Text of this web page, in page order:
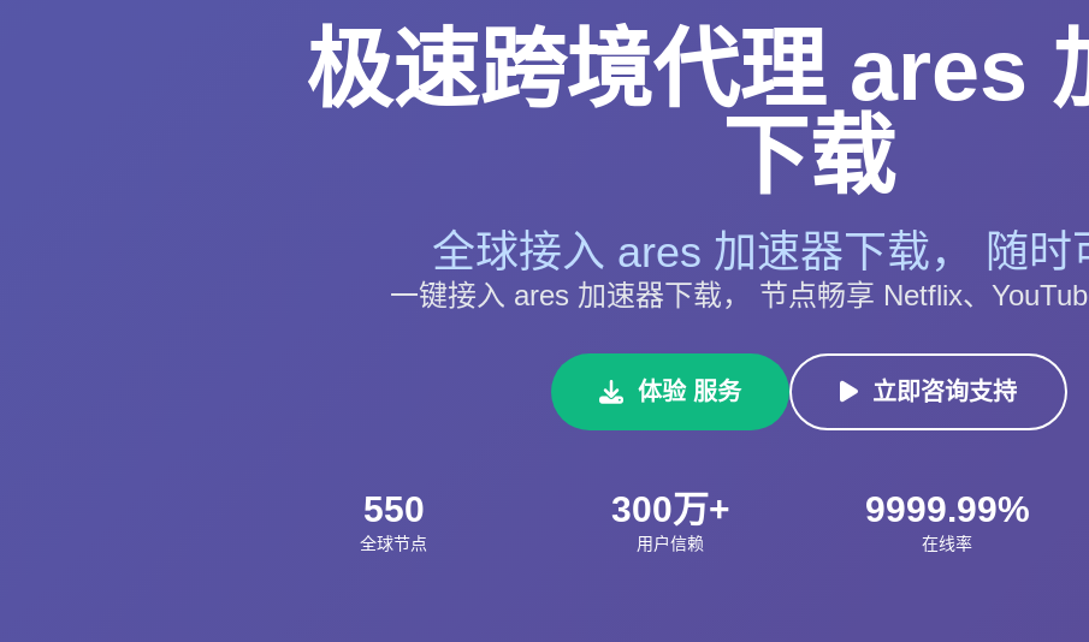
极速跨境代理 ares
下载
全球接入 ares 加速器下载， 随时
一键接入 ares 加速器下载， 节点畅享 Netflix、
体验 服务 立即咨询支持
550
全球节点
300万+
用户信赖
9999.99%
在线率